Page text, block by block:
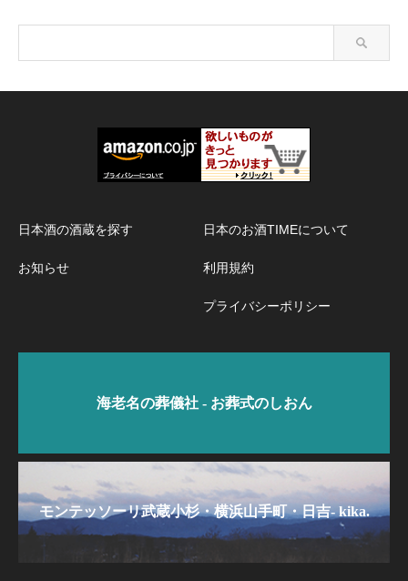
日本酒の酒蔵を探す
お知らせ
日本のお酒TIMEについて
利用規約
プライバシーポリシー
海老名の葬儀社 - お葬式のしおん
モンテッソーリ武蔵小杉・横浜山手町・日吉- kika.